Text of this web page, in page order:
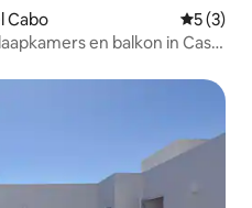
Cabo
5 (3)
en balkon in Casa